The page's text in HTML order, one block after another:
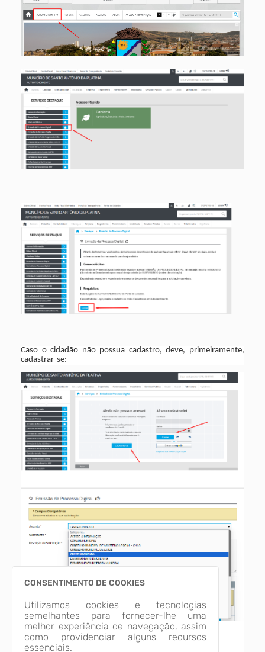
Caso o cidadão não possua cadastro, deve, primeiramente,
cadastrar-se:
CONSENTIMENTO DE COOKIES
Utilizamos cookies e tecnologias
semelhantes para fornecer-lhe uma
melhor experiência de navegação, assim
como providenciar alguns recursos
essenciais.